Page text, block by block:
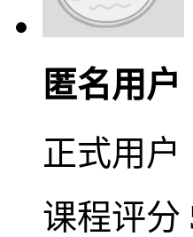
匿名用户
正式用户
课程评分